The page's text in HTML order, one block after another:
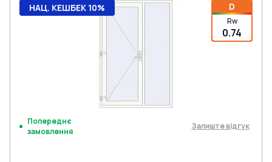
D
Rw
0.74
НАЦ. КЕШБЕК 10%
Попереднє
замовлення
Залиште відгук